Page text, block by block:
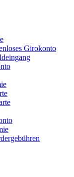
Girokonto